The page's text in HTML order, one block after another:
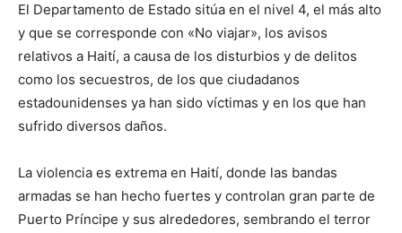
El Departamento de Estado sitúa en el nivel 4, el más alto
y que se corresponde con «No viajar», los avisos
relativos a Haití, a causa de los disturbios y de delitos
como los secuestros, de los que ciudadanos
estadounidenses ya han sido víctimas y en los que han
sufrido diversos daños.
La violencia es extrema en Haití, donde las bandas
armadas se han hecho fuertes y controlan gran parte de
Puerto Príncipe y sus alrededores, sembrando el terror